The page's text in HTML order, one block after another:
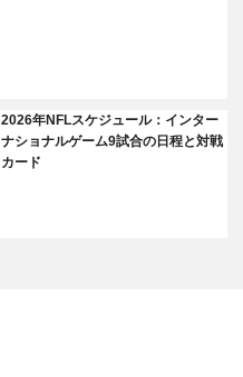
2026年NFLスケジュール：インター
ナショナルゲーム9試合の日程と対戦
カード